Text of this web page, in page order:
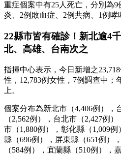
重症個案中有25人死亡，分別為
炎、2例敗血症、2例共病、1例哮
22縣市皆有確診！新北逾4
北、高雄、台南次之
指揮中心表示，今日新增之
性，12,783例女性，7例調查中；
上。
個案分布為新北市（4,406例），
（2,562例），台北市（2,427例
市（1,880例），彰化縣（1,009
縣（696例），屏東縣（651例）
（584例），宜蘭縣（510例），